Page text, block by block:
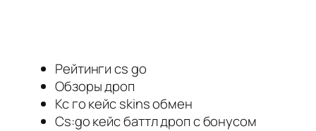
Рейтинги cs go
Обзоры дроп
Кс го кейс skins обмен
Cs:go кейс баттл дроп с бонусом